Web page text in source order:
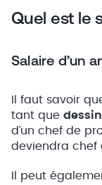
Quel est le
Salaire d’un
Il faut savoir
tant que
d’un chef de
deviendra chef
Il peut